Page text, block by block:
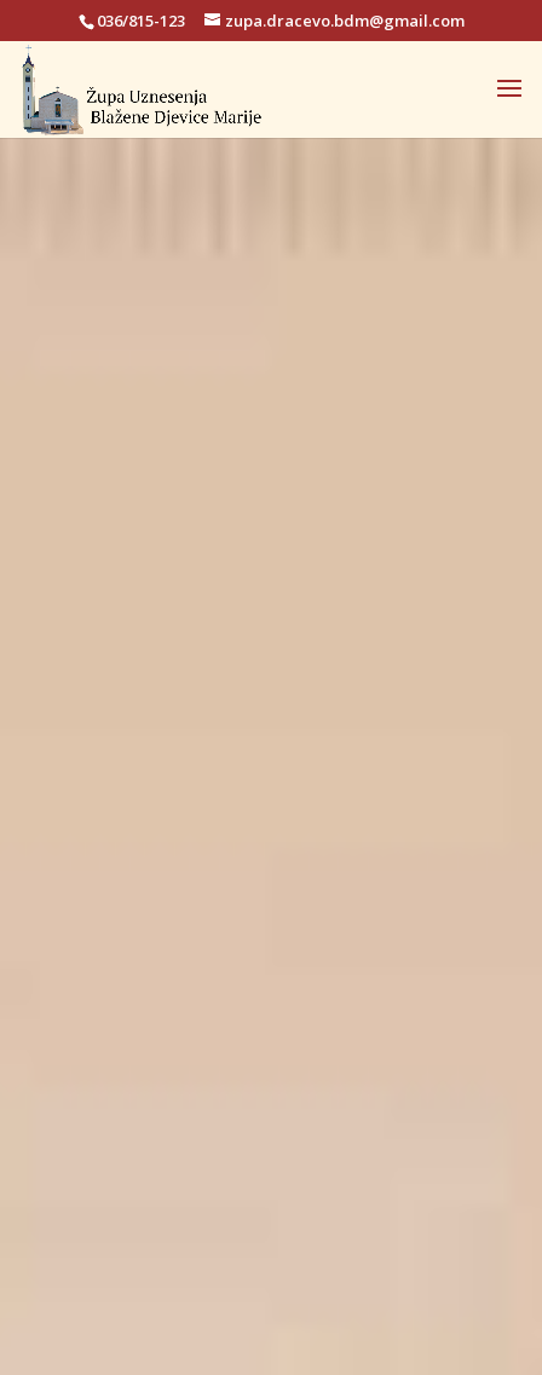
036/815-123 zupa.dracevo.bdm@gmail.com